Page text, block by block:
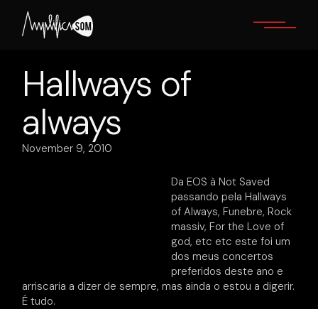
content
Hallways of
always
November 9, 2010
Da EOS à Not Saved
passando pela Hallways
of Always, Funebre, Rock
massiv, For the Love of
god, etc etc este foi um
dos meus concertos
preferidos deste ano e
arriscaria a dizer de sempre, mas ainda o estou a digerir.
É tudo.